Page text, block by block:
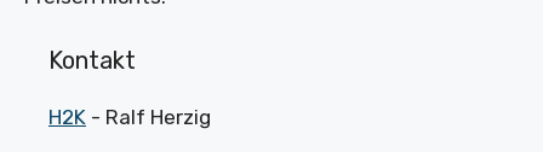
Kontakt
H2K - Ralf Herzig